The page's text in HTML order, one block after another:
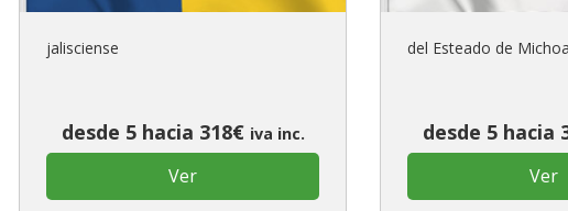
jalisciense
desde 5 hacia 318€ iva inc.
Ver
del Esteado de
desde 5 hacia
Ver